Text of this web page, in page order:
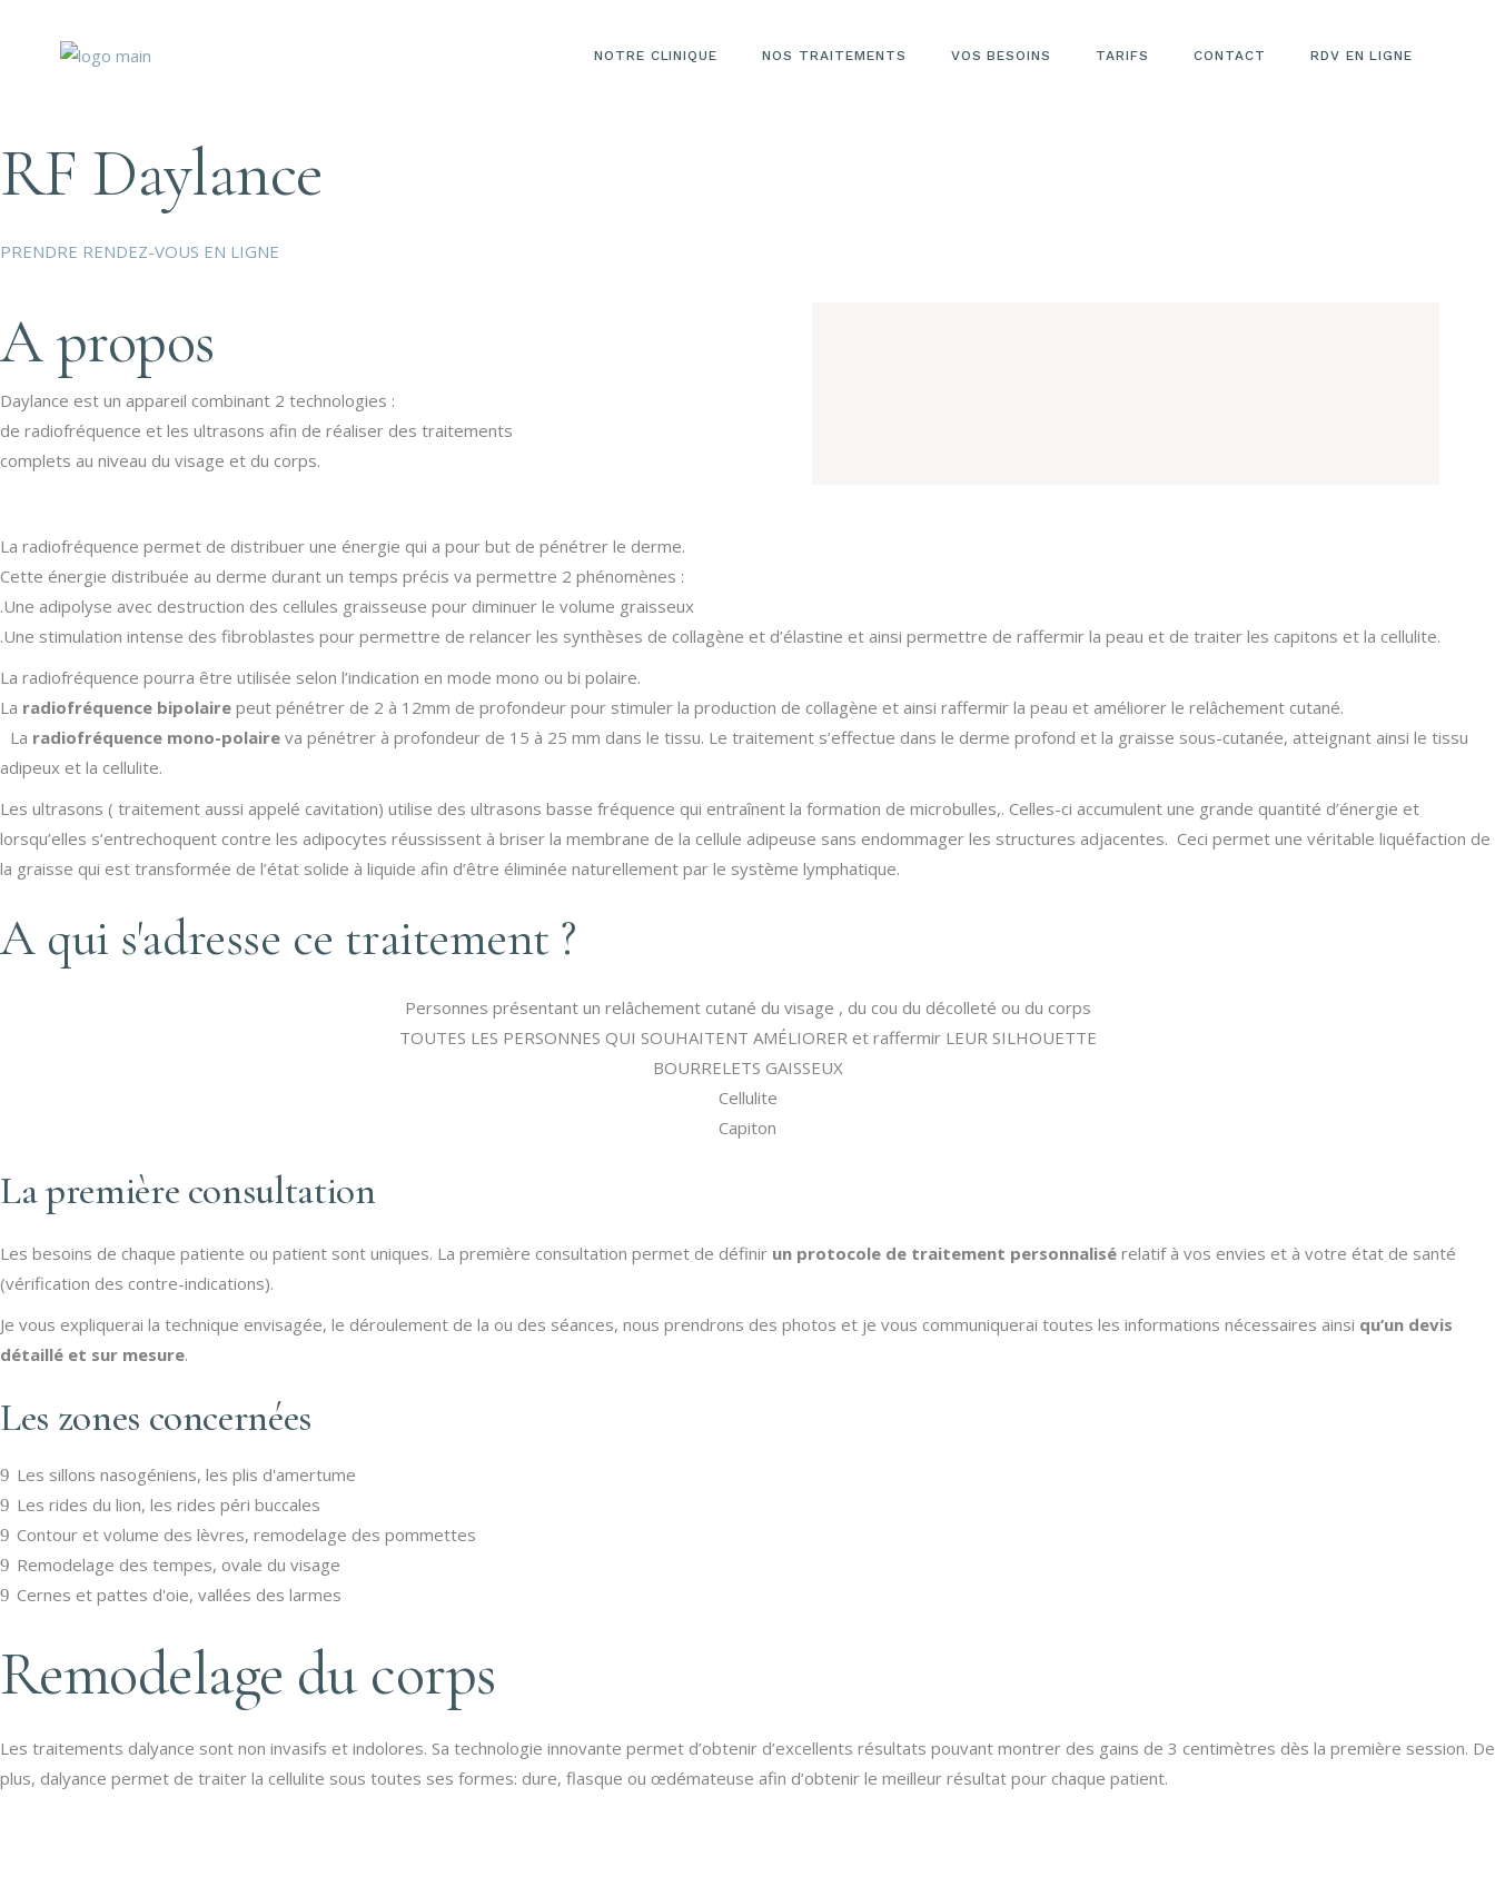
NOTRE CLINIQUE NOS TRAITEMENTS VOS BESOINS TARIFS CONTACT RDV EN LIGNE
RF Daylance
PRENDRE RENDEZ-VOUS EN LIGNE
A propos
Daylance est un appareil combinant 2 technologies :
de radiofréquence et les ultrasons afin de réaliser des traitements
complets au niveau du visage et du corps.
La radiofréquence permet de distribuer une énergie qui a pour but de pénétrer le derme.
Cette énergie distribuée au derme durant un temps précis va permettre 2 phénomènes :
.Une adipolyse avec destruction des cellules graisseuse pour diminuer le volume graisseux
.Une stimulation intense des fibroblastes pour permettre de relancer les synthèses de collagène et d’élastine et ainsi permettre de raffermir la peau et de traiter les capitons et la cellulite.
La radiofréquence pourra être utilisée selon l’indication en mode mono ou bi polaire.
La radiofréquence bipolaire peut pénétrer de 2 à 12mm de profondeur pour stimuler la production de collagène et ainsi raffermir la peau et améliorer le relâchement cutané.
La radiofréquence mono-polaire va pénétrer à profondeur de 15 à 25 mm dans le tissu. Le traitement s’effectue dans le derme profond et la graisse sous-cutanée, atteignant ainsi le tissu
adipeux et la cellulite.
Les ultrasons ( traitement aussi appelé cavitation) utilise des ultrasons basse fréquence qui entraînent la formation de microbulles,. Celles-ci accumulent une grande quantité d’énergie et
lorsqu’elles s’entrechoquent contre les adipocytes réussissent à briser la membrane de la cellule adipeuse sans endommager les structures adjacentes. Ceci permet une véritable liquéfaction de
la graisse qui est transformée de l’état solide à liquide afin d’être éliminée naturellement par le système lymphatique.
A qui s'adresse ce traitement ?
Personnes présentant un relâchement cutané du visage , du cou du décolleté ou du corps
TOUTES LES PERSONNES QUI SOUHAITENT AMÉLIORER et raffermir LEUR SILHOUETTE
BOURRELETS GAISSEUX
Cellulite
Capiton
La première consultation
Les besoins de chaque patiente ou patient sont uniques. La première consultation permet de définir un protocole de traitement personnalisé relatif à vos envies et à votre état de santé
(vérification des contre-indications).
Je vous expliquerai la technique envisagée, le déroulement de la ou des séances, nous prendrons des photos et je vous communiquerai toutes les informations nécessaires ainsi qu’un devis
détaillé et sur mesure.
Les zones concernées
Les sillons nasogéniens, les plis d'amertume
Les rides du lion, les rides péri buccales
Contour et volume des lèvres, remodelage des pommettes
Remodelage des tempes, ovale du visage
Cernes et pattes d'oie, vallées des larmes
Remodelage du corps
Les traitements dalyance sont non invasifs et indolores. Sa technologie innovante permet d’obtenir d’excellents résultats pouvant montrer des gains de 3 centimètres dès la première session. De
plus, dalyance permet de traiter la cellulite sous toutes ses formes: dure, flasque ou œdémateuse afin d’obtenir le meilleur résultat pour chaque patient.